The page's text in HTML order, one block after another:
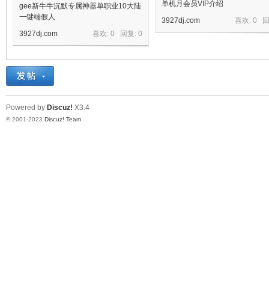
gee新牛牛沉默专属神器单职业10大陆
一键端假人
喜欢: 0 回复: 0
3927dj.com
单机月会员VIP介绍
喜欢: 0
3927dj.com
Powered by Discuz! X3.4
© 2001-2023 Discuz! Team.